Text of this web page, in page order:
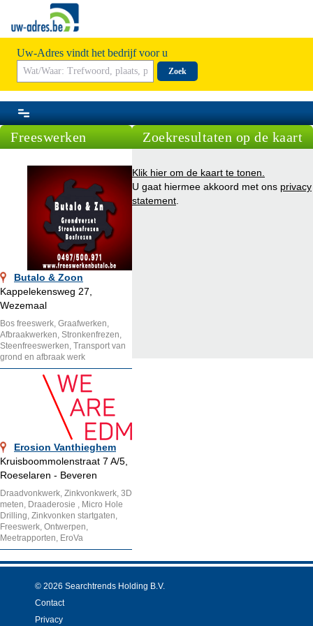
Uw-Adres vindt het bedrijf voor u
Zoek
Freeswerken
Butalo & Zoon
Kappelekensweg 27,
Wezemaal
Bos freeswerk, Graafwerken,
Afbraakwerken, Stronkenfrezen,
Steenfreeswerken, Transport van
grond en afbraak werk
Erosion Vanthieghem
Kruisboommolenstraat 7 A/5,
Roeselaren - Beveren
Draadvonkwerk, Zinkvonkwerk, 3D
meten, Draaderosie , Micro Hole
Drilling, Zinkvonken startgaten,
Freeswerk, Ontwerpen,
Meetrapporten, EroVa
Zoekresultaten op de kaart
Klik hier om de kaart te tonen.
U gaat hiermee akkoord met ons privacy
statement
© 2026 Searchtrends Holding B.V.
Contact
Privacy